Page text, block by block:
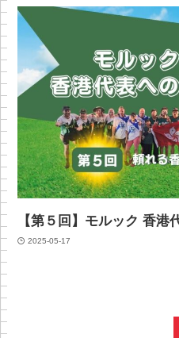
【第５回】モルック 香港
2025-05-17